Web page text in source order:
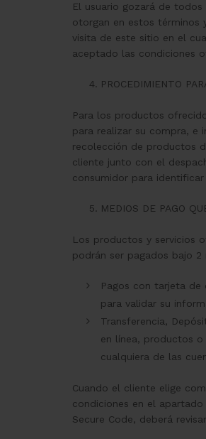
El usuario gozará de
otorgan en estos términos
visita de este sitio en el
aceptado las condiciones
PROCEDIMIENTO
Para los productos
para realizar su compra, e
recolección de productos
cliente junto con el
consumidor para
MEDIOS DE PAGO
Los productos y servicios
podrán ser pagados bajo 2
Pagos con tarjeta
para validar su
Transferencia,
en línea, productos
cualquiera de las
Cuando el cliente elige
condiciones en el
Secure Code, deberá